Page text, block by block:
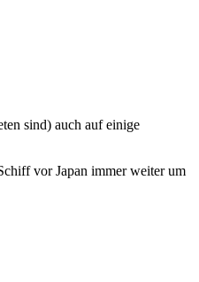
sind) auch auf einige
vor Japan immer weiter um